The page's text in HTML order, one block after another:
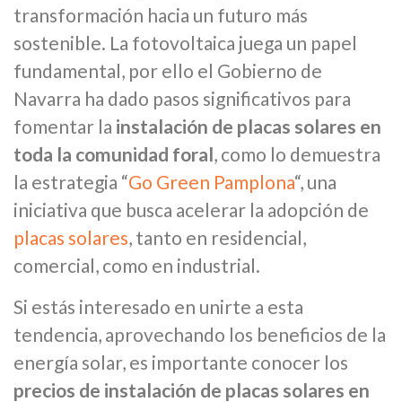
transformación hacia un futuro más
sostenible. La fotovoltaica juega un papel
fundamental, por ello el Gobierno de
Navarra ha dado pasos significativos para
fomentar la instalación de placas solares en
toda la comunidad foral, como lo demuestra
la estrategia “Go Green Pamplona“, una
iniciativa que busca acelerar la adopción de
placas solares, tanto en residencial,
comercial, como en industrial.
Si estás interesado en unirte a esta
tendencia, aprovechando los beneficios de la
energía solar, es importante conocer los
precios de instalación de placas solares en